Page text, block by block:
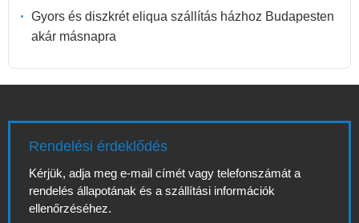
Gyors és diszkrét eliqua szállítás házhoz Budapesten
akár másnapra
Rendelési érdeklődés
Kérjük, adja meg e-mail címét vagy telefonszámát a
rendelés állapotának és a szállítási információk
ellenőrzéséhez.